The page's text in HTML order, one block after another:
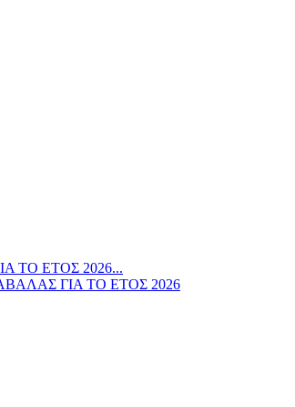
ΤΟ ΕΤΟΣ 2026...